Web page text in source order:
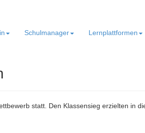
Schulmanager Lernplattformen
statt. Den Klassensieg erzielten in